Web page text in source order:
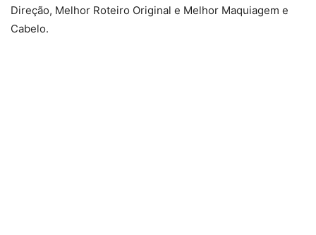
Direção, Melhor Roteiro Original e Melhor Maquiagem e
Cabelo.